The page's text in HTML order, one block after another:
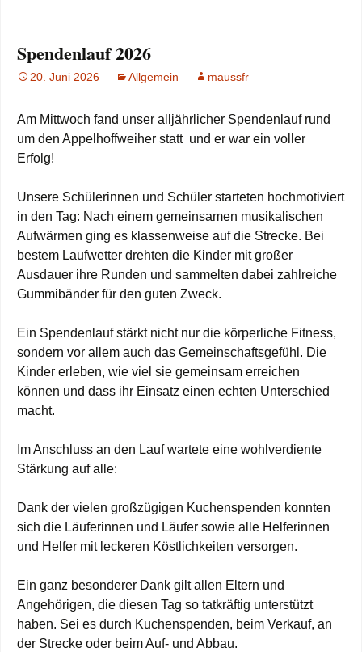
Spendenlauf 2026
20. Juni 2026 Allgemein maussfr
Am Mittwoch fand unser alljährlicher Spendenlauf rund
um den Appelhoffweiher statt und er war ein voller
Erfolg!
Unsere Schülerinnen und Schüler starteten hochmotiviert
in den Tag: Nach einem gemeinsamen musikalischen
Aufwärmen ging es klassenweise auf die Strecke. Bei
bestem Laufwetter drehten die Kinder mit großer
Ausdauer ihre Runden und sammelten dabei zahlreiche
Gummibänder für den guten Zweck.
Ein Spendenlauf stärkt nicht nur die körperliche Fitness,
sondern vor allem auch das Gemeinschaftsgefühl. Die
Kinder erleben, wie viel sie gemeinsam erreichen
können und dass ihr Einsatz einen echten Unterschied
macht.
Im Anschluss an den Lauf wartete eine wohlverdiente
Stärkung auf alle:
Dank der vielen großzügigen Kuchenspenden konnten
sich die Läuferinnen und Läufer sowie alle Helferinnen
und Helfer mit leckeren Köstlichkeiten versorgen.
Ein ganz besonderer Dank gilt allen Eltern und
Angehörigen, die diesen Tag so tatkräftig unterstützt
haben. Sei es durch Kuchenspenden, beim Verkauf, an
der Strecke oder beim Auf- und Abbau.